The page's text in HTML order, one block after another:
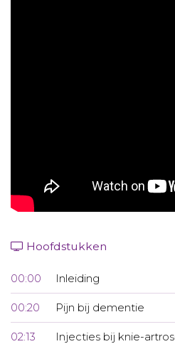
Hoofdstukken
00:00 Inleiding
00:20 Pijn bij dementie
02:13 Injecties bij knie-